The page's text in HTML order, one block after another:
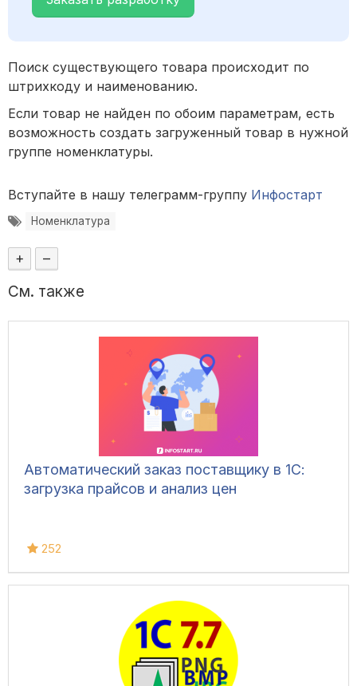
Поиск существующего товара происходит по
штрихкоду и наименованию.
Если товар не найден по обоим параметрам, есть
возможность создать загруженный товар в нужной
группе номенклатуры.
Вступайте в нашу телеграмм-группу Инфостарт
Номенклатура
+ –
См. также
Автоматический заказ поставщику в 1С:
загрузка прайсов и анализ цен
252